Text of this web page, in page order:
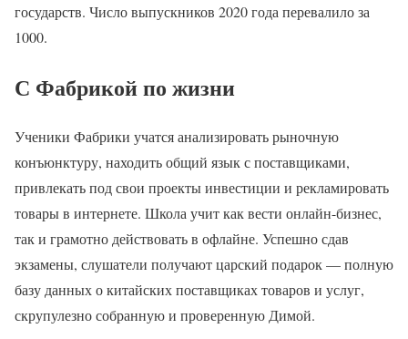
государств. Число выпускников 2020 года перевалило за
1000.
С Фабрикой по жизни
Ученики Фабрики учатся анализировать рыночную
конъюнктуру, находить общий язык с поставщиками,
привлекать под свои проекты инвестиции и рекламировать
товары в интернете. Школа учит как вести онлайн-бизнес,
так и грамотно действовать в офлайне. Успешно сдав
экзамены, слушатели получают царский подарок — полную
базу данных о китайских поставщиках товаров и услуг,
скрупулезно собранную и проверенную Димой.